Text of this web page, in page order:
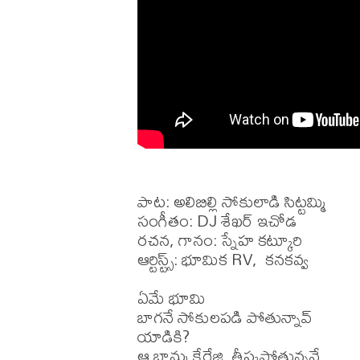
పాట: అలిబిల్లి సోకులాడి సిట్టమ్మి
సంగీతం: DJ శేఖర్ ఇచోడ
రచన, గానం: స్నేహ కట్కూరి
ఆర్టిస్ట్స్: భూమిక RV,  కనకవ్వ
ఏమే భూమి
బాగనే సోకులపడి పోతున్నావ్
యాడికి?